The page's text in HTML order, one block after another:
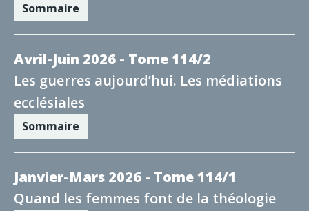
Sommaire
Avril-Juin 2026 - Tome 114/2
Les guerres aujourd’hui. Les médiations
ecclésiales
Sommaire
Janvier-Mars 2026 - Tome 114/1
Quand les femmes font de la théologie